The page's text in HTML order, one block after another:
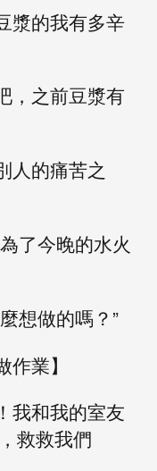
漿的我有多辛
，之前豆漿有
人的痛苦之
了今晚的水火
想做的嗎？”
作業】
我和我的室友
救救我們